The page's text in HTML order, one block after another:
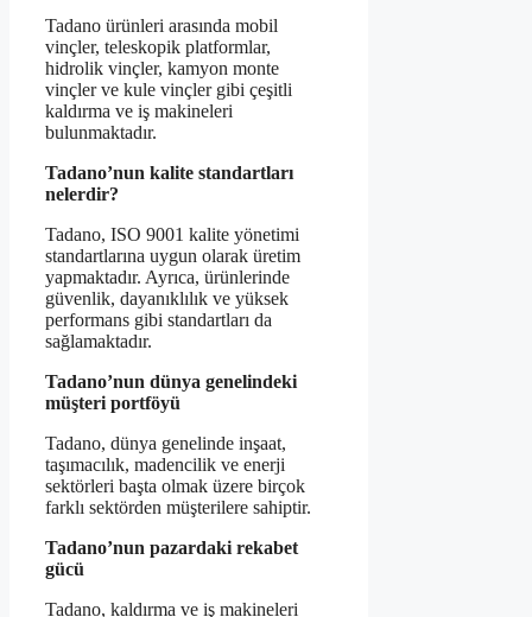
Tadano ürünleri arasında mobil
vinçler, teleskopik platformlar,
hidrolik vinçler, kamyon monte
vinçler ve kule vinçler gibi çeşitli
kaldırma ve iş makineleri
bulunmaktadır.
Tadano’nun kalite standartları
nelerdir?
Tadano, ISO 9001 kalite yönetimi
standartlarına uygun olarak üretim
yapmaktadır. Ayrıca, ürünlerinde
güvenlik, dayanıklılık ve yüksek
performans gibi standartları da
sağlamaktadır.
Tadano’nun dünya genelindeki
müşteri portföyü
Tadano, dünya genelinde inşaat,
taşımacılık, madencilik ve enerji
sektörleri başta olmak üzere birçok
farklı sektörden müşterilere sahiptir.
Tadano’nun pazardaki rekabet
gücü
Tadano, kaldırma ve iş makineleri